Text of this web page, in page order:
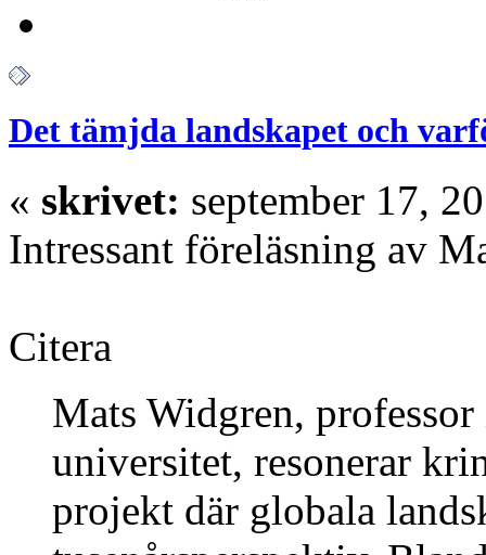
Det tämjda landskapet och
« skrivet: september 17,
Intressant föreläsning av
Citera
Mats Widgren,
universitet, resonerar
projekt där globala